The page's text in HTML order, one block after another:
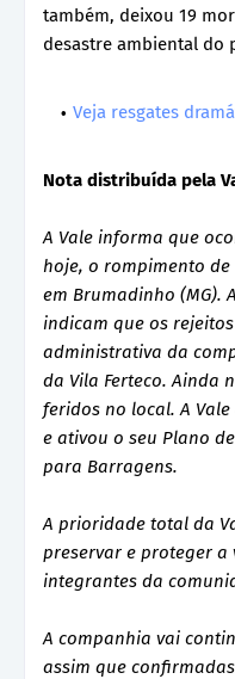
também, deixou 19
desastre ambiental do
Veja resgates
Nota distribuída pela
A Vale informa que
hoje, o rompimento
em Brumadinho (MG).
indicam que os
administrativa da
da Vila Ferteco. Ainda
feridos no local. A
e ativou o seu Plano
para Barragens.
A prioridade total da
preservar e proteger a
integrantes da
A companhia vai
assim que